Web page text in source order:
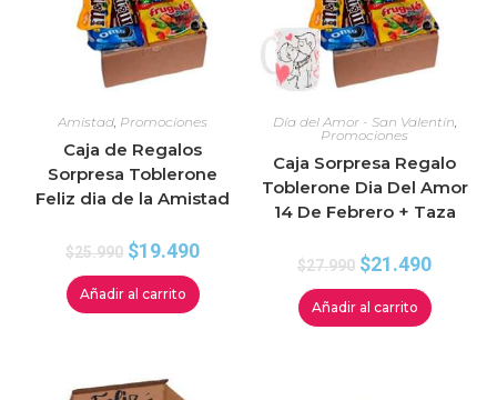
Amistad, Promociones
Caja de Regalos
Sorpresa Toblerone
Feliz dia de la Amistad
$25.990 $19.490
Añadir al carrito
Día del Amor - San Valentín,
Promociones
Caja Sorpresa Regalo
Toblerone Dia Del Amor
14 De Febrero + Taza
$27.990 $21.490
Añadir al carrito